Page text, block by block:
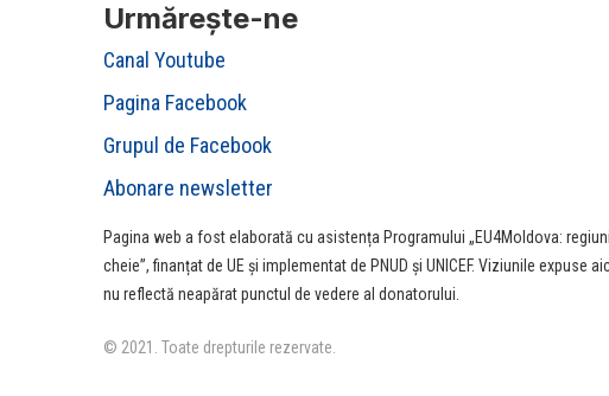
Urmărește-ne
Canal Youtube
Pagina Facebook
Grupul de Facebook
Abonare newsletter
Pagina web a fost elaborată cu asistența Programului „EU4Moldova:
cheie”, finanțat de UE şi implementat de PNUD şi UNICEF. Viziunile expuse
nu reflectă neapărat punctul de vedere al donatorului.
© 2021. Toate drepturile rezervate.